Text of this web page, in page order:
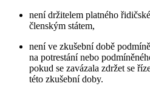
není držitelem platného
členským státem,
není ve zkušební době
na potrestání nebo
pokud se zavázala zdržet se
této zkušební doby.